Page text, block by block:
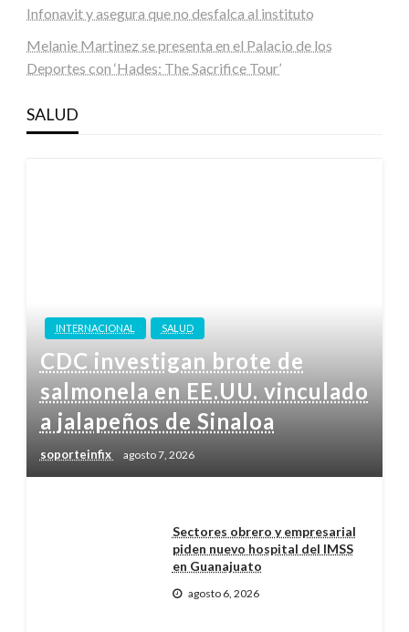
Infonavit y asegura que no desfalca al instituto
Melanie Martinez se presenta en el Palacio de los
Deportes con ‘Hades: The Sacrifice Tour’
SALUD
INTERNACIONAL SALUD
CDC investigan brote de
salmonela en EE.UU. vinculado
a jalapeños de Sinaloa
soporteinfix agosto 7, 2026
Sectores obrero y empresarial
piden nuevo hospital del IMSS
en Guanajuato
agosto 6, 2026